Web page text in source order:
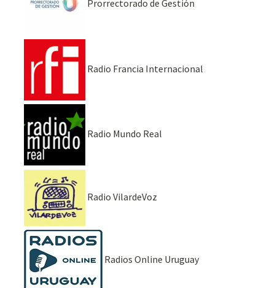
Prorrectorado de Gestión
Radio Francia Internacional
Radio Mundo Real
Radio VilardeVoz
Radios Online Uruguay